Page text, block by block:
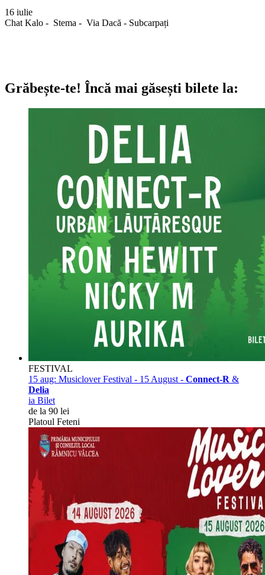
16 iulie
Chat Kalo - Stema - Via Dacă - Subcarpați
Grăbește-te! Încă mai găsești bilete la:
FESTIVAL
15 aug: Musiclover Festival - 15 August - Connect-R &
Delia
ia Bilet
de la 90 lei
Platoul Feteni